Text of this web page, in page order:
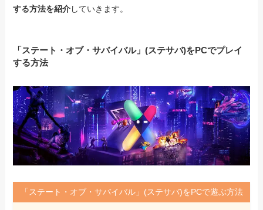
する方法を紹介していきます。
「ステート・オブ・サバイバル」(ステサバ)をPCでプレイ
する方法
「ステート・オブ・サバイバル」(ステサバ)をPCで遊ぶ方法